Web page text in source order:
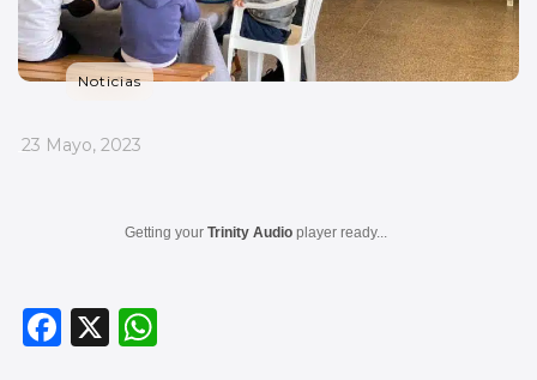
Noticias
_
23 Mayo, 2023
Getting your Trinity Audio player ready...
F
X